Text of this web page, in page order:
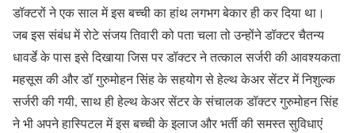
डॉक्टरों ने एक साल में इस बच्ची का हांथ लगभग बेकार ही कर दिया था।
जब इस संबंध में रोटे संजय तिवारी को पता चला तो उन्होंने डॉक्टर चैतन्य
धावर्डे के पास इसे दिखाया जिस पर डॉक्टर ने तत्काल सर्जरी की आवश्यकता
महसूस की और डॉ गुरुमोहन सिंह के सहयोग से हेल्थ केअर सेंटर में निशुल्क
सर्जरी की गयी, साथ ही हेल्थ केअर सेंटर के संचालक डॉक्टर गुरुमोहन सिंह
ने भी अपने हास्पिटल में इस बच्ची के इलाज और भर्ती की समस्त सुविधाएं